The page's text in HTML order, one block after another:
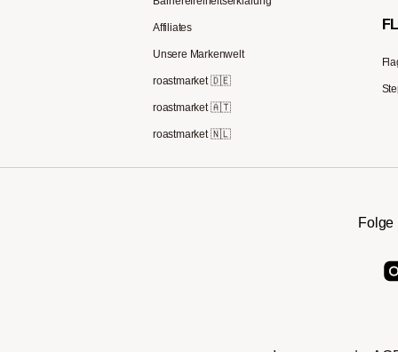
Affiliates
Unsere Markenwelt
roastmarket 🇩🇪
roastmarket 🇦🇹
roastmarket 🇳🇱
Folge